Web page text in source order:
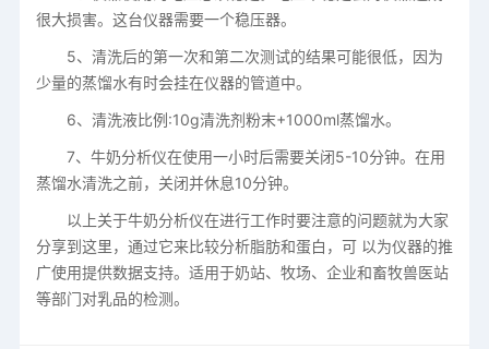
很大损害。这台仪器需要一个稳压器。
5、清洗后的第一次和第二次测试的结果可能很低，因为
少量的蒸馏水有时会挂在仪器的管道中。
6、清洗液比例:10g清洗剂粉末+1000ml蒸馏水。
7、牛奶分析仪在使用一小时后需要关闭5-10分钟。在用
蒸馏水清洗之前，关闭并休息10分钟。
以上关于牛奶分析仪在进行工作时要注意的问题就为大家
分享到这里，通过它来比较分析脂肪和蛋白，可 以为仪器的推
广使用提供数据支持。适用于奶站、牧场、企业和畜牧兽医站
等部门对乳品的检测。